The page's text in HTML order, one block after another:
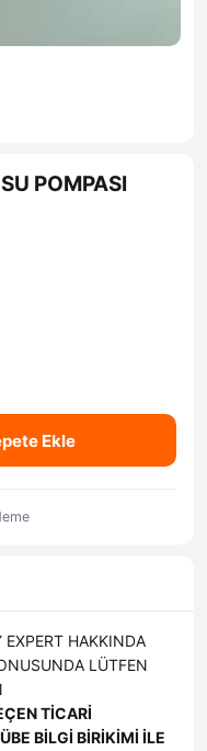
POMPASI
Ekle
HAKKINDA
LÜTFEN
TİCARİ
BİLGİ BİRİKİMİ İLE